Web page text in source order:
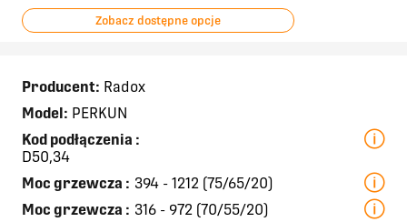
Zobacz dostępne opcje
Producent: Radox
Model: PERKUN
Kod podłączenia :
D50,34
Moc grzewcza : 394 - 1212 (75/65/20)
Moc grzewcza : 316 - 972 (70/55/20)